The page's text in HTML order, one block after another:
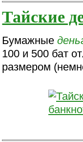
Тайские
Бумажные
100 и 500 бат
размером